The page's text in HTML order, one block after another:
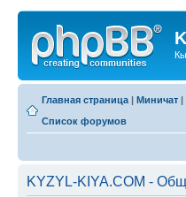
Главная страница | Миничат |
Список форумов
KYZYL-KIYA.COM -